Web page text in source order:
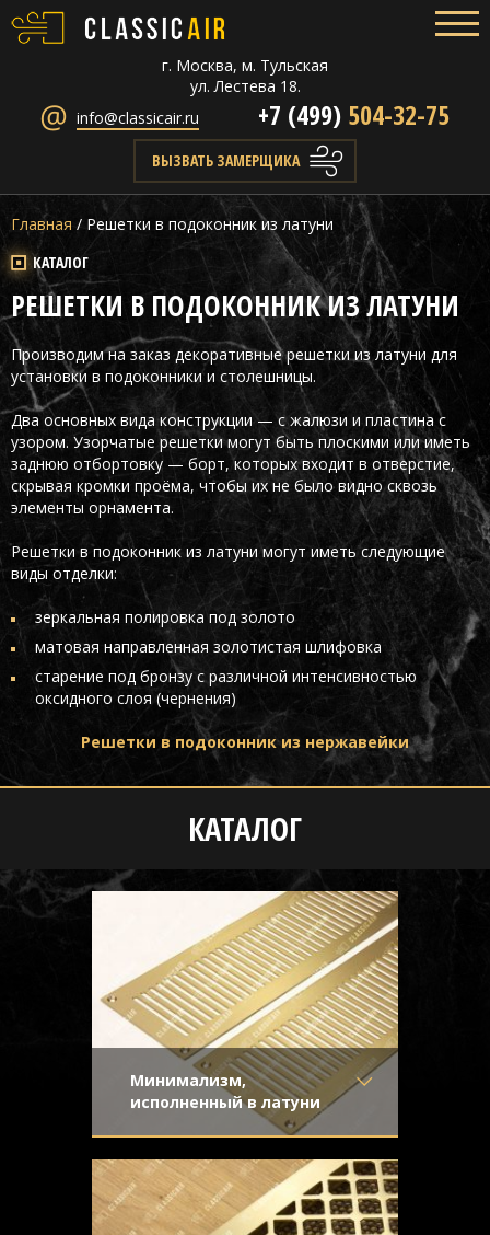
г. Москва, м. Тульская
ул. Лестева 18.
info@classicair.ru
+7 (499) 504-32-75
ВЫЗВАТЬ ЗАМЕРЩИКА
Главная / Решетки в подоконник из латуни
КАТАЛОГ
РЕШЕТКИ В ПОДОКОННИК ИЗ ЛАТУНИ
Производим на заказ декоративные решетки из латуни для
установки в подоконники и столешницы.
Два основных вида конструкции — с жалюзи и пластина с
узором. Узорчатые решетки могут быть плоскими или иметь
заднюю отбортовку — борт, которых входит в отверстие,
скрывая кромки проёма, чтобы их не было видно сквозь
элементы орнамента.
Решетки в подоконник из латуни могут иметь следующие
виды отделки:
зеркальная полировка под золото
матовая направленная золотистая шлифовка
старение под бронзу с различной интенсивностью
оксидного слоя (чернения)
Решетки в подоконник из нержавейки
КАТАЛОГ
Минимализм,
исполненный в латуни
Материал- Латунь
Отделка- Шлифованная
латунь
Узор - Щелевой
Конструкция- Плоская
поверхность шлифованной латуни,
плоская конструкция - элегантный
минимализм.